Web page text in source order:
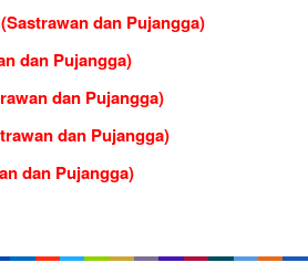
dan Pujangga)
dan Pujangga)
dan Pujangga)
dan Pujangga)
dan Pujangga)